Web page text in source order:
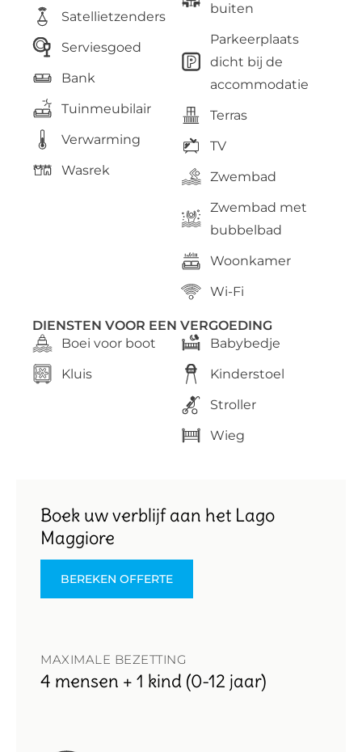
Satellietzenders
Serviesgoed
Bank
Tuinmeubilair
Verwarming
Wasrek
buiten
Parkeerplaats
dicht bij de
accommodatie
Terras
TV
Zwembad
Zwembad met
bubbelbad
Woonkamer
Wi-Fi
DIENSTEN VOOR EEN VERGOEDING
Boei voor boot
Kluis
Babybedje
Kinderstoel
Stroller
Wieg
Boek uw verblijf aan het Lago
Maggiore
BEREKEN OFFERTE
MAXIMALE BEZETTING
4 mensen + 1 kind (0-12 jaar)